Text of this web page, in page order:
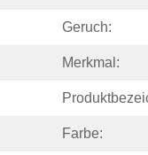
Geruch:
Merkmal:
Farbe: